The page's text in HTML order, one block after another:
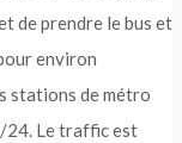
de prendre le bus et
environ
stations de métro
24. Le traffic est